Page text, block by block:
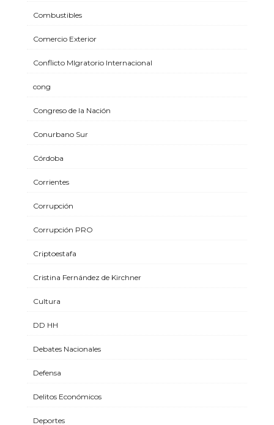
Combustibles
Comercio Exterior
Conflicto MIgratorio Internacional
cong
Congreso de la Nación
Conurbano Sur
Córdoba
Corrientes
Corrupción
Corrupción PRO
Criptoestafa
Cristina Fernández de Kirchner
Cultura
DD HH
Debates Nacionales
Defensa
Delitos Económicos
Deportes